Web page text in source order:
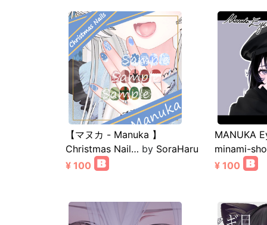
【マヌカ - Manuka 】
Christmas Nail… by SoraHaru
¥ 100
MANUKA
minami-
¥ 100